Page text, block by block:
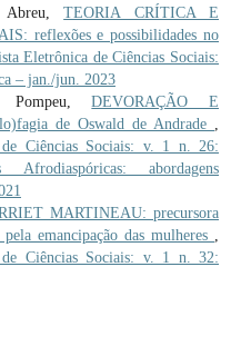
Abreu,TEORIA CRÍTICA E
reflexões e possibilidades no
Eletrônica de Ciências Sociais:
– jan./jun. 2023
Pompeu,DEVORAÇÃO E
de Oswald de Andrade
Ciências Sociais: v. 1 n. 26:
abordagens
MARTINEAU: precursora
emancipação das mulheres
Ciências Sociais: v. 1 n. 32: